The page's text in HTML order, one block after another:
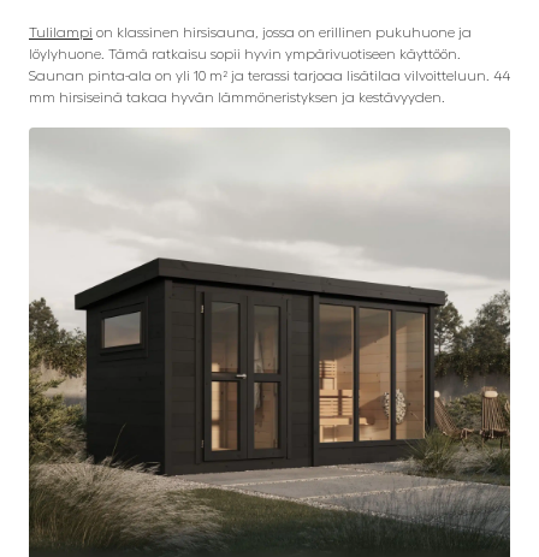
Tulilampi on klassinen hirsisauna, jossa on erillinen pukuhuone ja
löylyhuone. Tämä ratkaisu sopii hyvin ympärivuotiseen käyttöön.
Saunan pinta-ala on yli 10 m² ja terassi tarjoaa lisätilaa vilvoitteluun. 44
mm hirsiseinä takaa hyvän lämmöneristyksen ja kestävyyden.